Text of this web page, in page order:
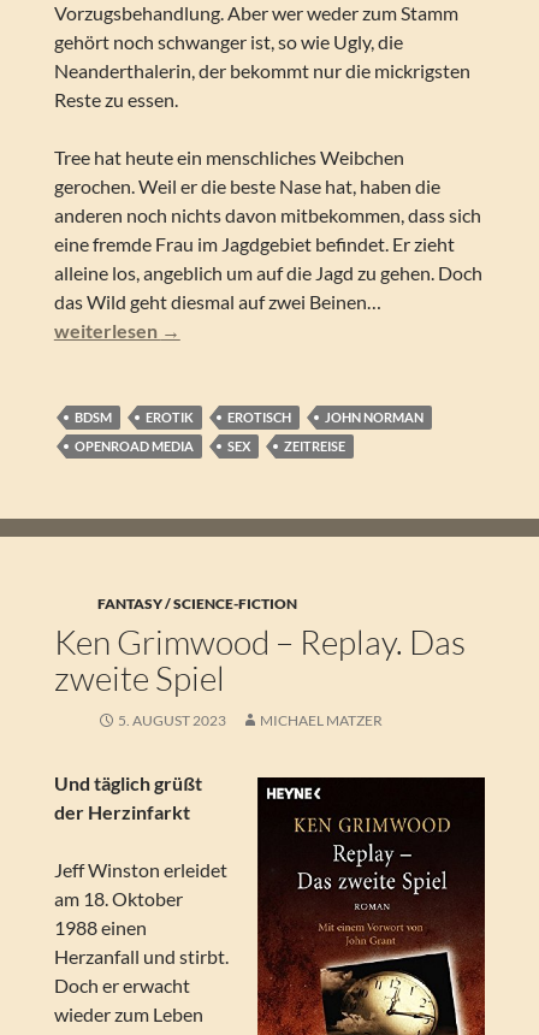
Vorzugsbehandlung. Aber wer weder zum Stamm
gehört noch schwanger ist, so wie Ugly, die
Neanderthalerin, der bekommt nur die mickrigsten
Reste zu essen.
Tree hat heute ein menschliches Weibchen
gerochen. Weil er die beste Nase hat, haben die
anderen noch nichts davon mitbekommen, dass sich
eine fremde Frau im Jagdgebiet befindet. Er zieht
alleine los, angeblich um auf die Jagd zu gehen. Doch
das Wild geht diesmal auf zwei Beinen…
John Norman – Time Slave. Zeitreiseroman
weiterlesen →
BDSM EROTIK EROTISCH
JOHN NORMAN
OPENROAD MEDIA
SEX ZEITREISE
FANTASY / SCIENCE-FICTION
Ken Grimwood – Replay. Das
zweite Spiel
5. AUGUST 2023 MICHAEL MATZER
Und täglich grüßt
der Herzinfarkt
Jeff Winston erleidet
am 18. Oktober
1988 einen
Herzanfall und stirbt.
Doch er erwacht
wieder zum Leben